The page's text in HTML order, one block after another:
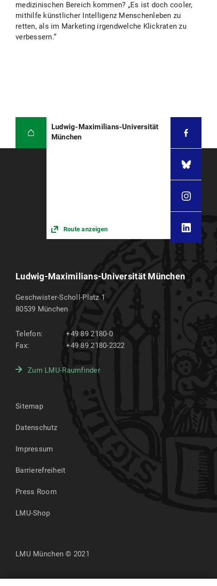
medizinischen Bereich kommen? „Es ist doch cooler,
mithilfe künstlicher Intelligenz Menschenleben zu
retten, als im Marketing irgendwelche Klickraten zu
verbessern.“
Ludwig-Maximilians-Universität
München
Route anzeigen
Ludwig-Maximilians-Universität München
Geschwister-Scholl-Platz 1
80539 München
Telefon:
+49 89 2180-0
Fax:
+49 89 2180-2322
Zum LMU-Raumfinder
Sitemap
Datenschutz
Impressum
Barrierefreiheit
Press Room
LMU-Shop
LMU München © 2021